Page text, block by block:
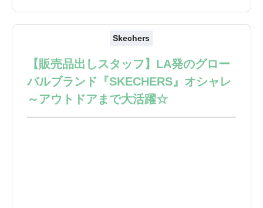
Skechers
【販売品出しスタッフ】LA発のグロー
バルブランド『SKECHERS』オシャレ
～アウトドアまで大活躍☆